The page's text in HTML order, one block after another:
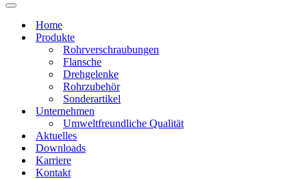
Menü
Navigations-
Home
Produkte
Rohrverschraubungen
Flansche
Drehgelenke
Rohrzubehör
Sonderartikel
Unternehmen
Umweltfreundliche Qualität
Aktuelles
Downloads
Karriere
Kontakt